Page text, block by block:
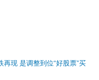
现 是调整到位“好股票”买